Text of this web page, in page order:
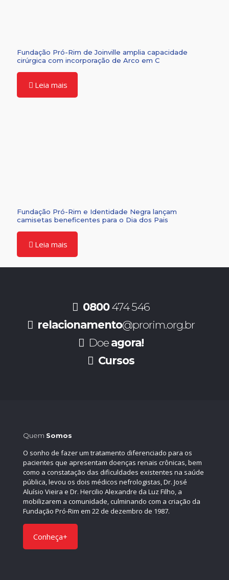
Fundação Pró-Rim de Joinville amplia capacidade
cirúrgica com incorporação de Arco em C
Leia mais
Fundação Pró-Rim e Identidade Negra lançam
camisetas beneficentes para o Dia dos Pais
Leia mais
0800474 546
relacionamento@prorim.org.br
Doe agora!
Cursos
Quem Somos
O sonho de fazer um tratamento diferenciado para os
pacientes que apresentam doenças renais crônicas, bem
como a constatação das dificuldades existentes na saúde
pública, levou os dois médicos nefrologistas, Dr. José
Aluísio Vieira e Dr. Hercilio Alexandre da Luz Filho, a
mobilizarem a comunidade, culminando com a criação da
Fundação Pró-Rim em 22 de dezembro de 1987.
Conheça+